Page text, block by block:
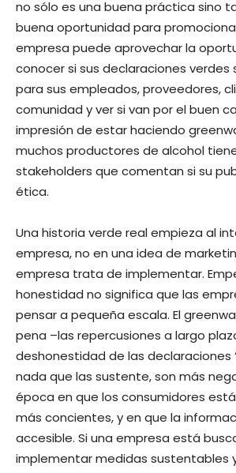
no sólo es una buena práctica sino
buena oportunidad para
empresa puede aprovechar la
conocer si sus declaraciones
para sus empleados, proveedores,
comunidad y ver si van por el buen
impresión de estar haciendo
muchos productores de alcohol
stakeholders que comentan si su
ética.
Una historia verde real empieza al
empresa, no en una idea de
empresa trata de implementar.
honestidad no significa que las
pensar a pequeña escala. El
pena –las repercusiones a largo
deshonestidad de las declaraciones
nada que las sustente, son más
época en que los consumidores
más concientes, y en que la
accesible. Si una empresa está
implementar medidas sustentables